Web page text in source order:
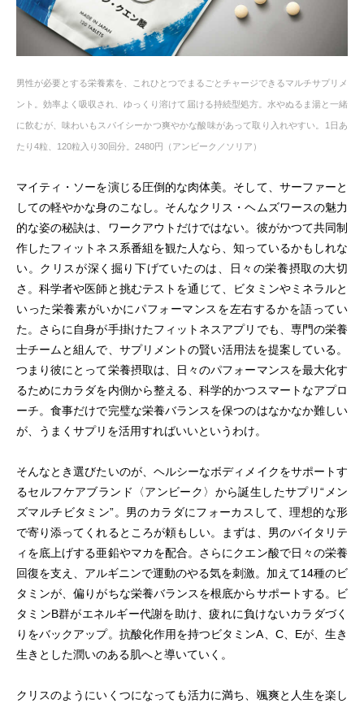
男性が必要とする栄養素を、これひとつでまるごとチャージできるマルチサプリメ
ント。効率よく吸収され、ゆっくり溶けて届ける持続型処方。水やぬるま湯と一緒
に飲むが、味わいもスパイシーかつ爽やかな酸味があって取り入れやすい。1日あ
たり4粒、120粒入り30回分。2480円（アンビーク／ソリア）
マイティ・ソーを演じる圧倒的な肉体美。そして、サーファーと
しての軽やかな身のこなし。そんなクリス・ヘムズワースの魅力
的な姿の秘訣は、ワークアウトだけではない。彼がかつて共同制
作したフィットネス系番組を観た人なら、知っているかもしれな
い。クリスが深く掘り下げていたのは、日々の栄養摂取の大切
さ。科学者や医師と挑むテストを通じて、ビタミンやミネラルと
いった栄養素がいかにパフォーマンスを左右するかを語ってい
た。さらに自身が手掛けたフィットネスアプリでも、専門の栄養
士チームと組んで、サプリメントの賢い活用法を提案している。
つまり彼にとって栄養摂取は、日々のパフォーマンスを最大化す
るためにカラダを内側から整える、科学的かつスマートなアプロ
ーチ。食事だけで完璧な栄養バランスを保つのはなかなか難しい
が、うまくサプリを活用すればいいというわけ。
そんなとき選びたいのが、ヘルシーなボディメイクをサポートす
るセルフケアブランド〈アンビーク〉から誕生したサプリ“メン
ズマルチビタミン”。男のカラダにフォーカスして、理想的な形
で寄り添ってくれるところが頼もしい。まずは、男のバイタリテ
ィを底上げする亜鉛やマカを配合。さらにクエン酸で日々の栄養
回復を支え、アルギニンで運動のやる気を刺激。加えて14種のビ
タミンが、偏りがちな栄養バランスを根底からサポートする。ビ
タミンB群がエネルギー代謝を助け、疲れに負けないカラダづく
りをバックアップ。抗酸化作用を持つビタミンA、C、Eが、生き
生きとした潤いのある肌へと導いていく。
クリスのようにいくつになっても活力に満ち、颯爽と人生を楽し